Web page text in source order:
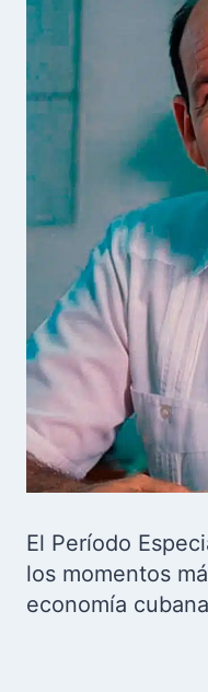
El Período
los momentos
economía